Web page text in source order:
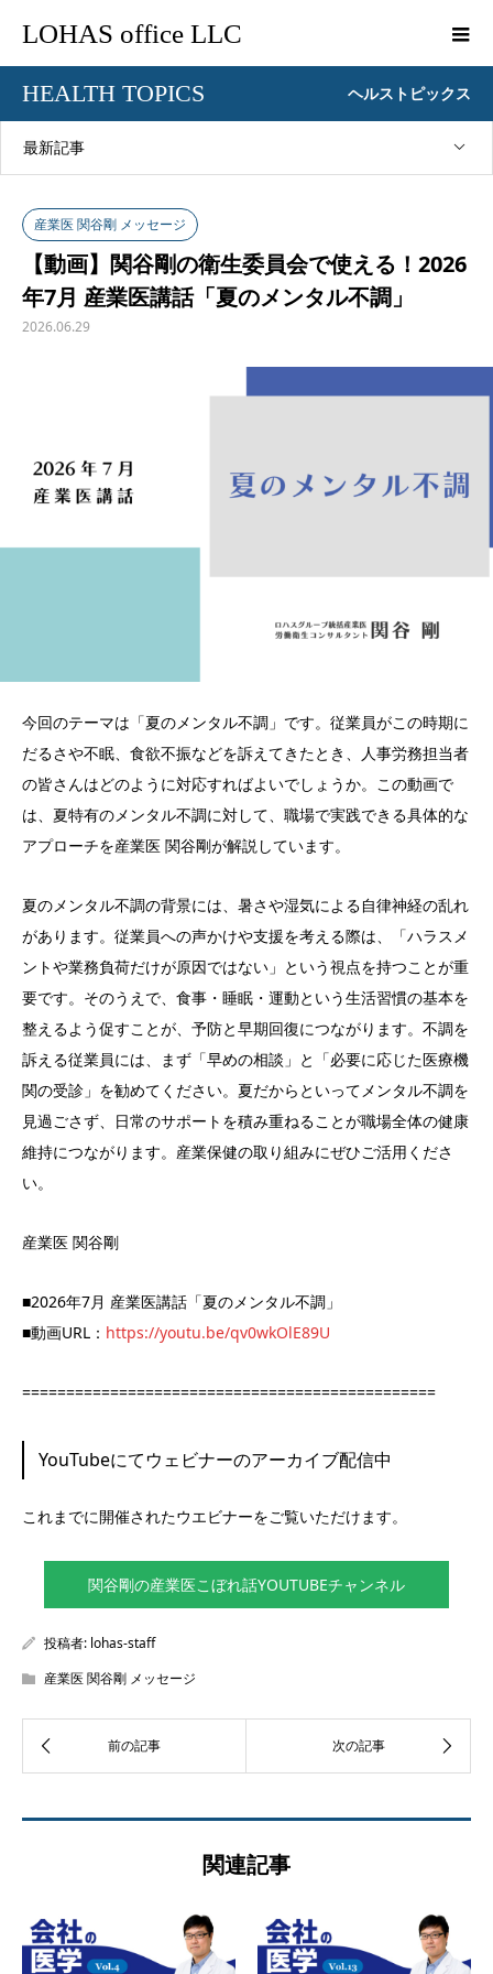
LOHAS office LLC
HEALTH TOPICS ヘルストピックス
最新記事
産業医 関谷剛 メッセージ
【動画】関谷剛の衛生委員会で使える！2026
年7月 産業医講話「夏のメンタル不調」
2026.06.29
今回のテーマは「夏のメンタル不調」です。従業員がこの時期に
だるさや不眠、食欲不振などを訴えてきたとき、人事労務担当者
の皆さんはどのように対応すればよいでしょうか。この動画で
は、夏特有のメンタル不調に対して、職場で実践できる具体的な
アプローチを産業医 関谷剛が解説しています。
夏のメンタル不調の背景には、暑さや湿気による自律神経の乱れ
があります。従業員への声かけや支援を考える際は、「ハラスメ
ントや業務負荷だけが原因ではない」という視点を持つことが重
要です。そのうえで、食事・睡眠・運動という生活習慣の基本を
整えるよう促すことが、予防と早期回復につながります。不調を
訴える従業員には、まず「早めの相談」と「必要に応じた医療機
関の受診」を勧めてください。夏だからといってメンタル不調を
見過ごさず、日常のサポートを積み重ねることが職場全体の健康
維持につながります。産業保健の取り組みにぜひご活用くださ
い。
産業医 関谷剛
■2026年7月 産業医講話「夏のメンタル不調」
■動画URL： https://youtu.be/qv0wkOlE89U
===============================================
YouTubeにてウェビナーのアーカイブ配信中
これまでに開催されたウエビナーをご覧いただけます。
関谷剛の産業医こぼれ話YOUTUBEチャンネル
投稿者: lohas-staff
産業医 関谷剛 メッセージ
関連記事